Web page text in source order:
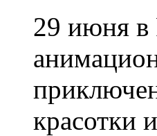
29 июня в
красотки